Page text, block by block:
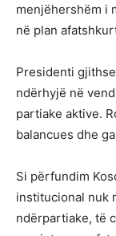
menjëhershëm i
në plan
Presidenti
ndërhyjë në
partiake aktive.
balancues dhe
Si përfundim
institucional nuk
ndërpartiake, të